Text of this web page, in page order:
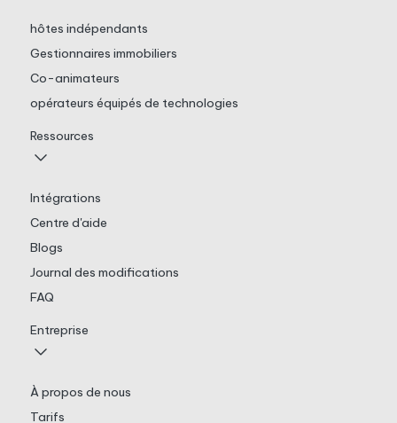
hôtes indépendants
Gestionnaires immobiliers
Co-animateurs
opérateurs équipés de technologies
Ressources
Intégrations
Centre d'aide
Blogs
Journal des modifications
FAQ
Entreprise
À propos de nous
Tarifs